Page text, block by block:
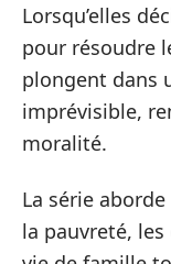
Lorsqu’elles
pour résoudre
plongent dans
imprévisible,
moralité.
La série
la pauvreté,